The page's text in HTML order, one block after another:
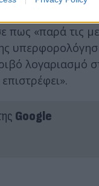
πως «παρά τις
λογαριασμό
Google